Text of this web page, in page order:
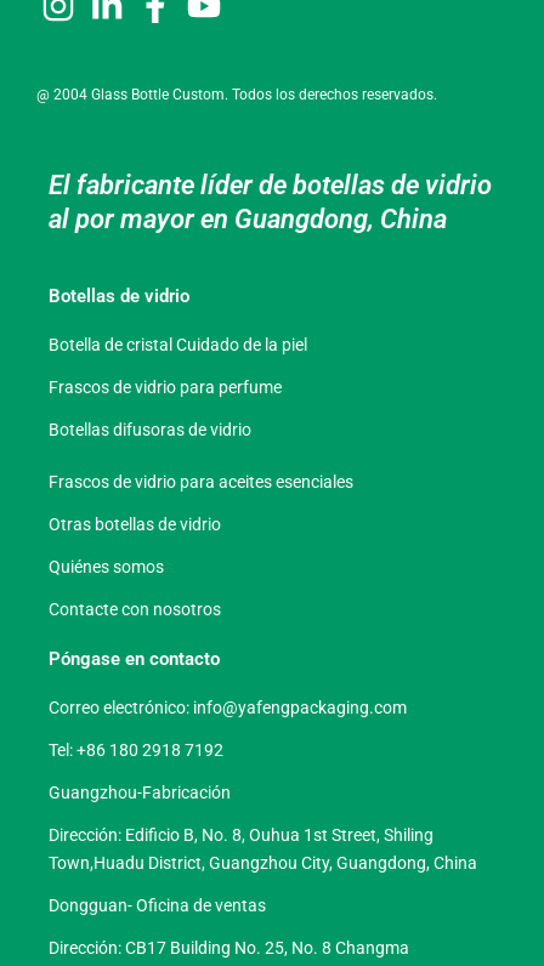
@ 2004 Glass Bottle Custom. Todos los derechos reservados.
El fabricante líder de botellas de vidrio
al por mayor en Guangdong, China
Botellas de vidrio
Botella de cristal Cuidado de la piel
Frascos de vidrio para perfume
Botellas difusoras de vidrio
Frascos de vidrio para aceites esenciales
Otras botellas de vidrio
Quiénes somos
Contacte con nosotros
Póngase en contacto
Correo electrónico: info@yafengpackaging.com
Tel: +86 180 2918 7192
Guangzhou-Fabricación
Dirección: Edificio B, No. 8, Ouhua 1st Street, Shiling
Town,Huadu District, Guangzhou City, Guangdong, China
Dongguan- Oficina de ventas
Dirección: CB17 Building No. 25, No. 8 Changma